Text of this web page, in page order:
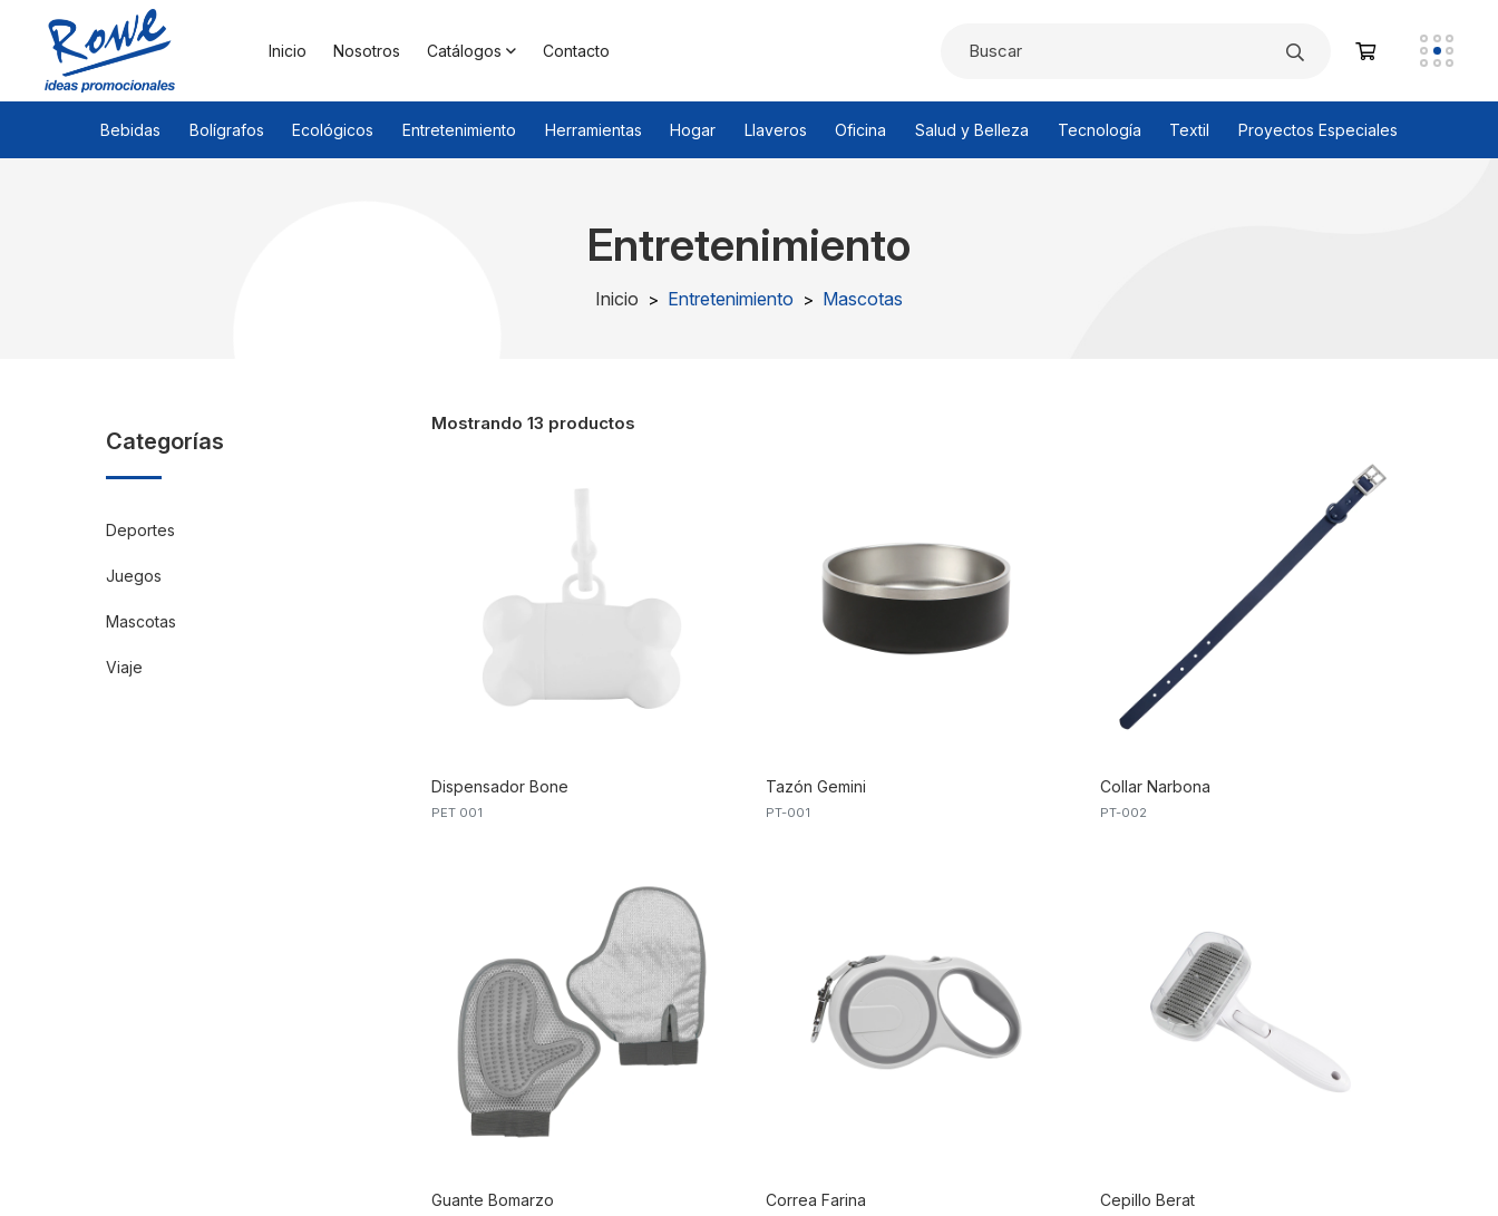
Inicio Nosotros Catálogos Contacto
Bebidas Bolígrafos Ecológicos Entretenimiento Herramientas Hogar Llaveros Oficina Salud y Belleza Tecnología Textil Proyectos Especiales
Entretenimiento
Inicio Entretenimiento Mascotas
Categorías
Deportes
Juegos
Mascotas
Viaje
Mostrando 13 productos
Dispensador Bone
PET 001
Tazón Gemini
PT-001
Collar Narbona
PT-002
Guante Bomarzo Correa Farina Cepillo Berat